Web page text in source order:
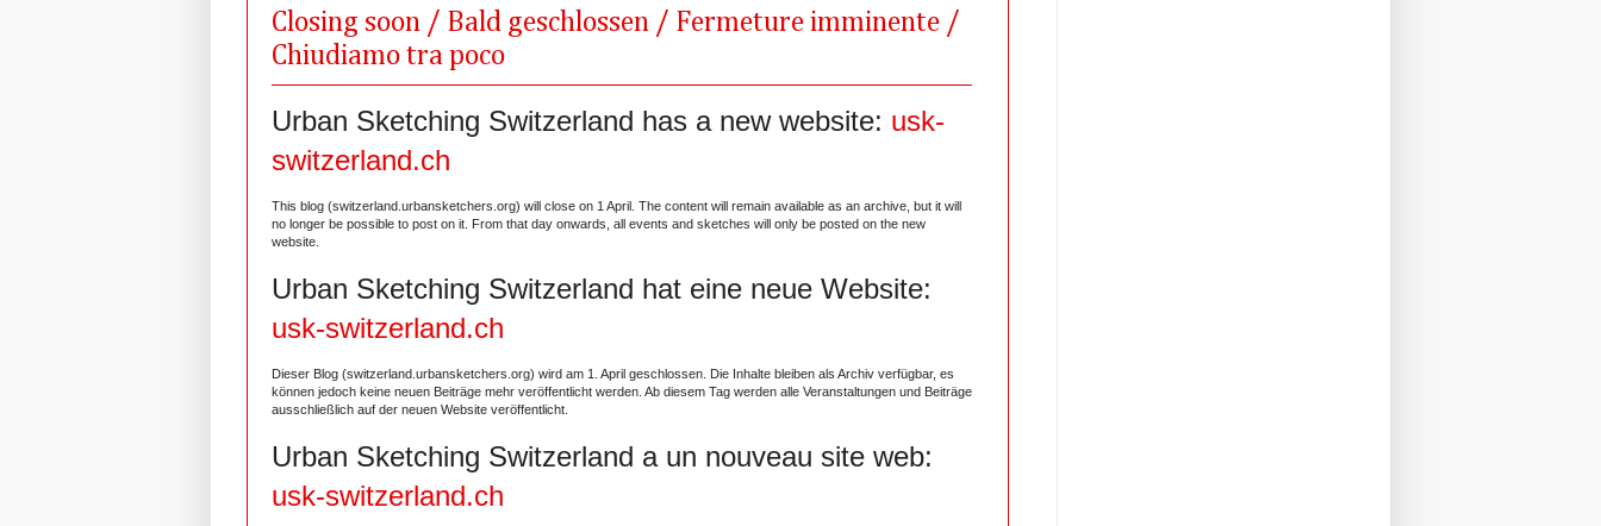
Closing soon / Bald geschlossen / Fermeture imminente /
Chiudiamo tra poco
Urban Sketching Switzerland has a new website: usk-
switzerland.ch
This blog (switzerland.urbansketchers.org) will close on 1 April. The content will remain available as an archive, but it will
no longer be possible to post on it. From that day onwards, all events and sketches will only be posted on the new
website.
Urban Sketching Switzerland hat eine neue Website:
usk-switzerland.ch
Dieser Blog (switzerland.urbansketchers.org) wird am 1. April geschlossen. Die Inhalte bleiben als Archiv verfügbar, es
können jedoch keine neuen Beiträge mehr veröffentlicht werden. Ab diesem Tag werden alle Veranstaltungen und Beiträge
ausschließlich auf der neuen Website veröffentlicht.
Urban Sketching Switzerland a un nouveau site web:
usk-switzerland.ch